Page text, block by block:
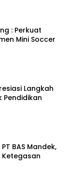
: Perkuat
Mini Soccer
Langkah
Pendidikan
BAS Mandek,
Ketegasan